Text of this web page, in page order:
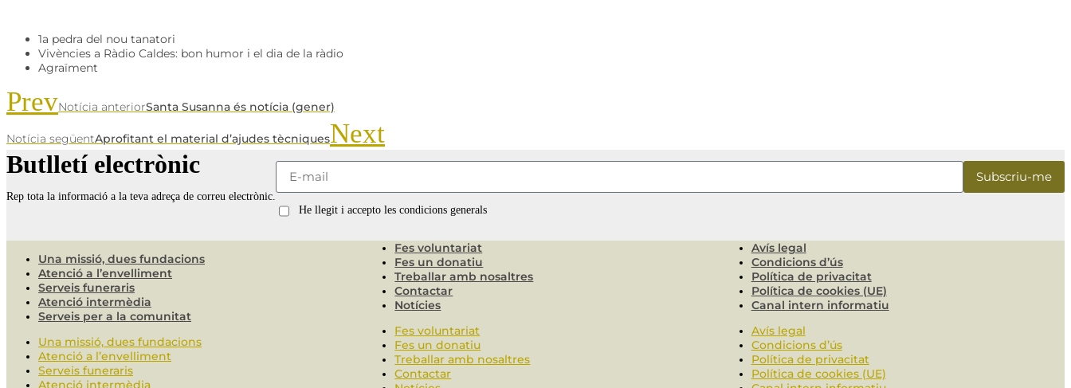
1a pedra del nou tanatori
Vivències a Ràdio Caldes: bon humor i el dia de la ràdio
Agraïment
PrevNotícia anteriorSanta Susanna és notícia (gener)
Notícia següentAprofitant el material d’ajudes tècniquesNext
Butlletí electrònic
Rep tota la informació a la teva adreça de correu electrònic.
He llegit i accepto les condicions generals
Una missió, dues fundacions
Atenció a l’envelliment
Serveis funeraris
Atenció intermèdia
Serveis per a la comunitat
Fes voluntariat
Fes un donatiu
Treballar amb nosaltres
Contactar
Notícies
Avís legal
Condicions d’ús
Política de privacitat
Política de cookies (UE)
Canal intern informatiu
Una missió, dues fundacions
Atenció a l’envelliment
Serveis funeraris
Atenció intermèdia
Fes voluntariat
Fes un donatiu
Treballar amb nosaltres
Contactar
Avís legal
Condicions d’ús
Política de privacitat
Política de cookies (UE)